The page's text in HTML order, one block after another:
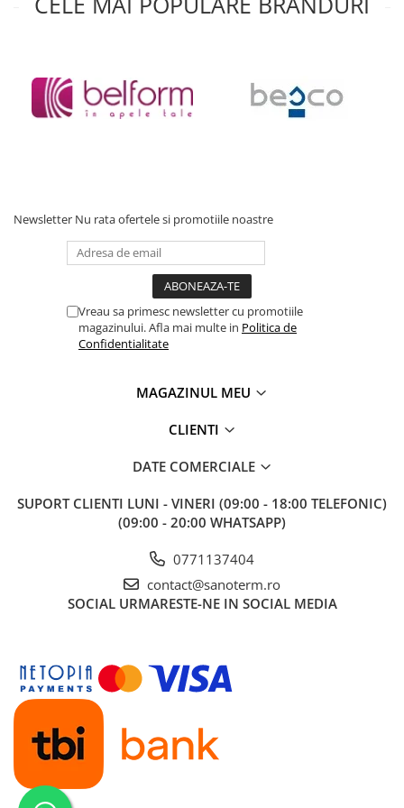
Cumparati acum si bucurati-va de o experienta de baie de
*Fotografia are un caracter informativ și poate conține accesorii
neincluse în pachetul standard; unele specificații ale produsului
pot fi modificate de către producător fără preaviz, sau pot
Newsletter Nu rata ofertele si promotiile noastre
Vreau sa primesc newsletter cu promotiile
magazinului. Afla mai multe in Politica de
Confidentialitate
MAGAZINUL MEU
CLIENTI
DATE COMERCIALE
SUPORT CLIENTI LUNI - VINERI (09:00 - 18:00 TELEFONIC)
(09:00 - 20:00 WHATSAPP)
0771137404
contact@sanoterm.ro
SOCIAL URMARESTE-NE IN SOCIAL MEDIA